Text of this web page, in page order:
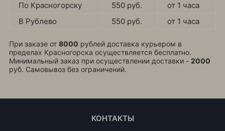
По Красногорску
550 руб.
от 1 часа
В Рублево
550 руб. от 1 часа
При заказе от 8000 рублей доставка курьером в
пределах Красногорска осуществляется бесплатно.
Минимальный заказ при осуществлении доставки - 2000
руб. Самовывоз без ограничений.
КОНТАКТЫ